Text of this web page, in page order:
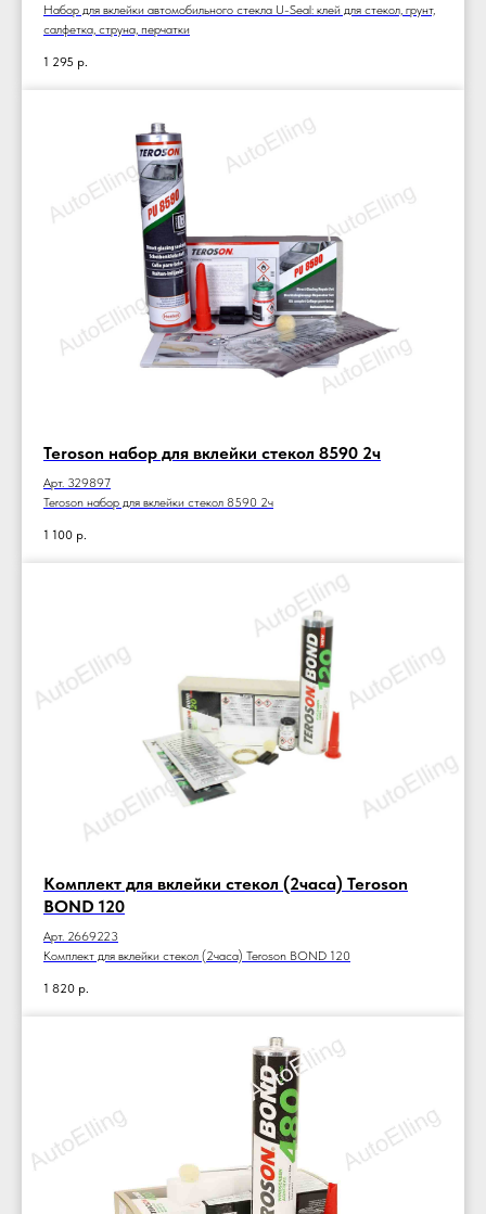
Набор для вклейки автомобильного стекла U-Seal: клей для стекол, грунт,
салфетка, струна, перчатки
1 295 р.
Teroson набор для вклейки стекол 8590 2ч
Арт. 329897
Teroson набор для вклейки стекол 8590 2ч
1 100 р.
Комплект для вклейки стекол (2часа) Teroson
BOND 120
Арт. 2669223
Комплект для вклейки стекол (2часа) Teroson BOND 120
1 820 р.